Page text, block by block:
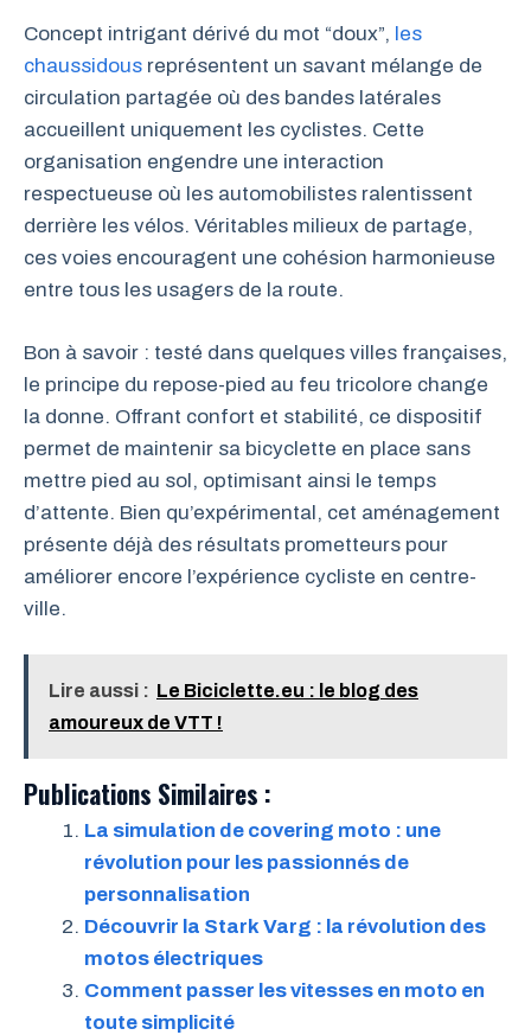
Concept intrigant dérivé du mot “doux”, les
chaussidous représentent un savant mélange de
circulation partagée où des bandes latérales
accueillent uniquement les cyclistes. Cette
organisation engendre une interaction
respectueuse où les automobilistes ralentissent
derrière les vélos. Véritables milieux de partage,
ces voies encouragent une cohésion harmonieuse
entre tous les usagers de la route.
Bon à savoir : testé dans quelques villes françaises,
le principe du repose-pied au feu tricolore change
la donne. Offrant confort et stabilité, ce dispositif
permet de maintenir sa bicyclette en place sans
mettre pied au sol, optimisant ainsi le temps
d’attente. Bien qu’expérimental, cet aménagement
présente déjà des résultats prometteurs pour
améliorer encore l’expérience cycliste en centre-
ville.
Lire aussi : Le Biciclette.eu : le blog des
amoureux de VTT !
Publications Similaires :
La simulation de covering moto : une
révolution pour les passionnés de
personnalisation
Découvrir la Stark Varg : la révolution des
motos électriques
Comment passer les vitesses en moto en
toute simplicité